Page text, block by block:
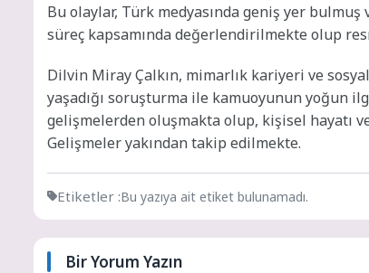
Bu olaylar, Türk medyasında geniş yer
süreç kapsamında değerlendirilmekte olup
Dilvin Miray Çalkın, mimarlık kariyeri ve
yaşadığı soruşturma ile kamuoyunun yoğun
gelişmelerden oluşmakta olup, kişisel hayatı
Gelişmeler yakından takip edilmekte.
Etiketler :Bu yazıya ait etiket bulunamadı.
Bir Yorum Yazın